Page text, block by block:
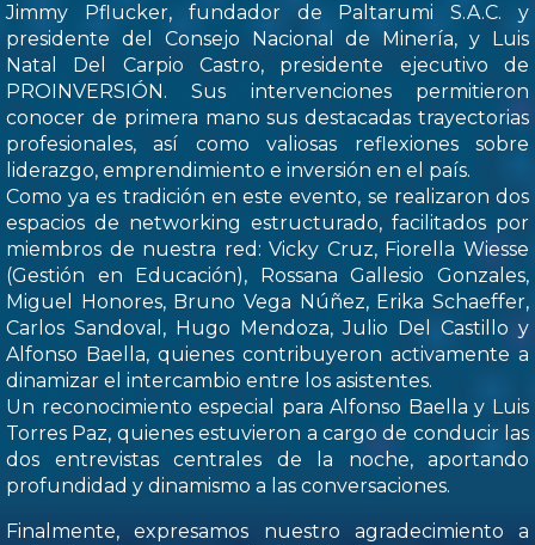
Jimmy Pflucker, fundador de Paltarumi S.A.C. y
presidente del Consejo Nacional de Minería, y Luis
Natal Del Carpio Castro, presidente ejecutivo de
PROINVERSIÓN. Sus intervenciones permitieron
conocer de primera mano sus destacadas trayectorias
profesionales, así como valiosas reflexiones sobre
liderazgo, emprendimiento e inversión en el país.
Como ya es tradición en este evento, se realizaron dos
espacios de networking estructurado, facilitados por
miembros de nuestra red: Vicky Cruz, Fiorella Wiesse
(Gestión en Educación), Rossana Gallesio Gonzales,
Miguel Honores, Bruno Vega Núñez, Erika Schaeffer,
Carlos Sandoval, Hugo Mendoza, Julio Del Castillo y
Alfonso Baella, quienes contribuyeron activamente a
dinamizar el intercambio entre los asistentes.
Un reconocimiento especial para Alfonso Baella y Luis
Torres Paz, quienes estuvieron a cargo de conducir las
dos entrevistas centrales de la noche, aportando
profundidad y dinamismo a las conversaciones.
Finalmente, expresamos nuestro agradecimiento a